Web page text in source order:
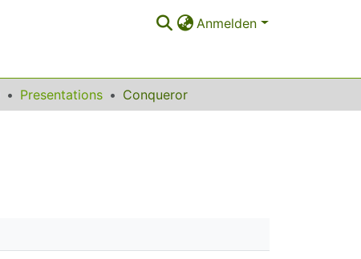
Anmelden
Presentations Conqueror